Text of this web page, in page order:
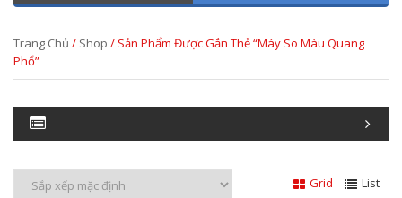
Trang Chủ / Shop / Sản Phẩm Được Gắn Thẻ “máy So Màu Quang
Phổ”
Grid List